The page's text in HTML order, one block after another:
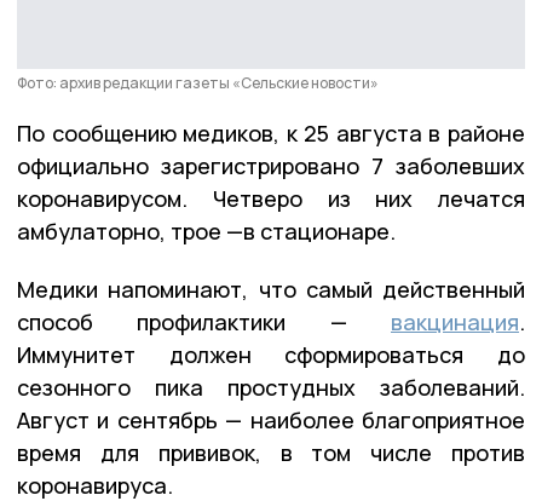
Фото: архив редакции газеты «Сельские новости»
По сообщению медиков, к 25 августа в районе
официально зарегистрировано 7 заболевших
коронавирусом. Четверо из них лечатся
амбулаторно, трое —в стационаре.
Медики напоминают, что самый действенный
способ профилактики — вакцинация.
Иммунитет должен сформироваться до
сезонного пика простудных заболеваний.
Август и сентябрь — наиболее благоприятное
время для прививок, в том числе против
коронавируса.